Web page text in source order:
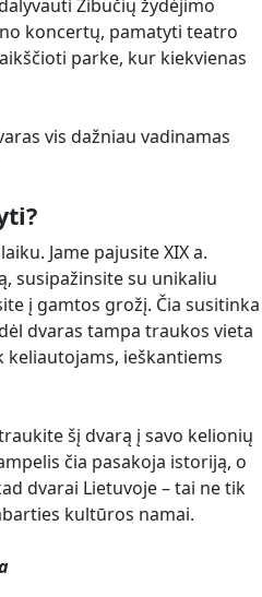
Žibučių žydėjimo
koncertų, pamatyti teatro
parke, kur kiekvienas
vis dažniau vadinamas
Jame pajusite XIX a.
susipažinsite su unikaliu
į gamtos grožį. Čia susitinka
dvaras tampa traukos vieta
ieškantiems
šį dvarą į savo kelionių
čia pasakoja istoriją, o
dvarai Lietuvoje – tai ne tik
kultūros namai.